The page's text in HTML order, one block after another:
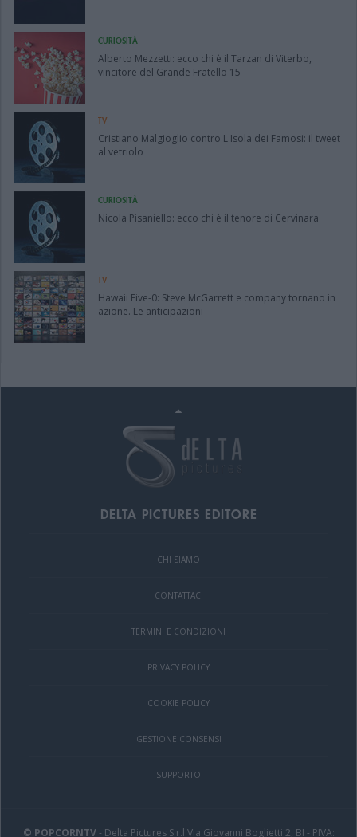
CURIOSITÀ
Alberto Mezzetti: ecco chi è il Tarzan di Viterbo,
vincitore del Grande Fratello 15
TV
Cristiano Malgioglio contro L'Isola dei Famosi: il tweet
al vetriolo
CURIOSITÀ
Nicola Pisaniello: ecco chi è il tenore di Cervinara
TV
Hawaii Five-0: Steve McGarrett e company tornano in
azione. Le anticipazioni
DELTA PICTURES EDITORE
CHI SIAMO
CONTATTACI
TERMINI E CONDIZIONI
PRIVACY POLICY
COOKIE POLICY
GESTIONE CONSENSI
SUPPORTO
© POPCORNTV- Delta Pictures S.r.l Via Giovanni Boglietti 2, BI - PIVA: